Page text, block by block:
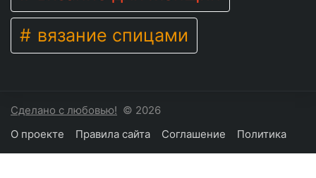
вязание спицами
Сделано с любовью! © 2026
О проекте
Правила сайта Соглашение Политика